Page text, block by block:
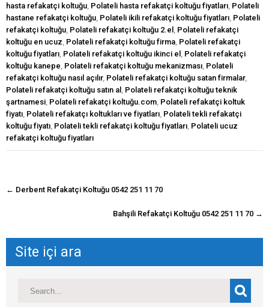
hasta refakatçi koltuğu Polateli hasta refakatçi koltuğu fiyatları Polateli
hastane refakatçi koltuğu Polateli ikili refakatçi koltuğu fiyatları Polateli
refakatçi koltuğu Polateli refakatçi koltuğu 2.el
Polateli refakatçi
koltuğu en ucuz Polateli refakatçi koltuğu firma Polateli refakatçi
koltuğu fiyatları Polateli refakatçi koltuğu ikinci el
Polateli refakatçi
koltuğu kanepe Polateli refakatçi koltuğu mekanizması Polateli
refakatçi koltuğu nasıl açılır, Polateli refakatçi koltuğu satan firmalar,
Polateli refakatçi koltuğu satın al
Polateli refakatçi koltuğu teknik
şartnamesi Polateli refakatçi koltuğu.com Polateli refakatçi koltuk
fiyatı Polateli refakatçı koltukları ve fiyatları Polateli tekli refakatçi
koltuğu fiyatı Polateli tekli refakatçi koltuğu fiyatları Polateli ucuz
refakatçi koltuğu fiyatları
navigasyon
← Derbent Refakatçi Koltuğu 0542 251 11 70
Bahşili Refakatçi Koltuğu 0542 251 11 70 →
Site içi ara